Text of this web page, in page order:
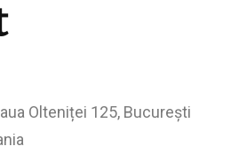
Olteniței 125, București